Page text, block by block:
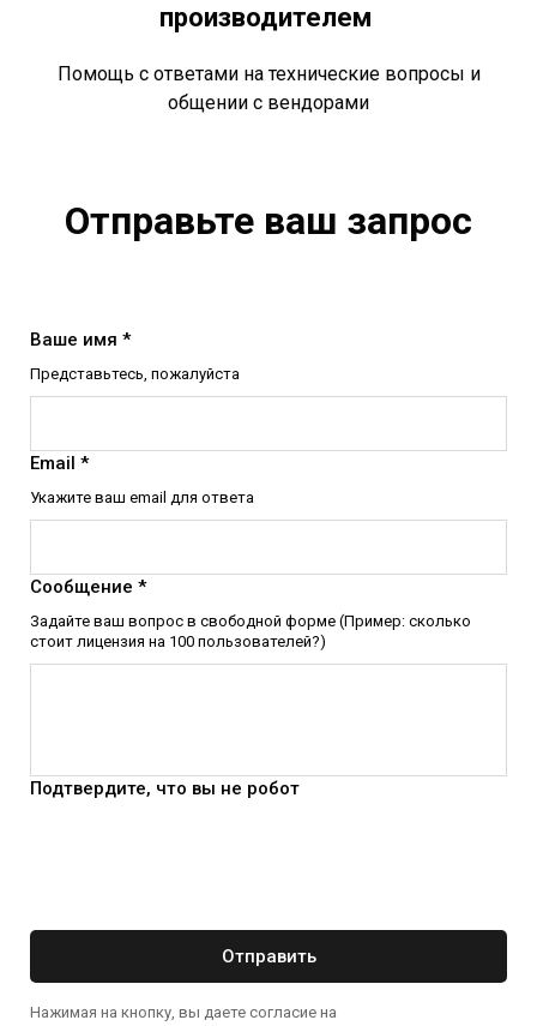
производителем
Помощь с ответами на технические вопросы и
общении с вендорами
Отправьте ваш запрос
Ваше имя *
Представьтесь, пожалуйста
Email *
Укажите ваш email для ответа
Сообщение *
Задайте ваш вопрос в свободной форме (Пример: сколько
стоит лицензия на 100 пользователей?)
Подтвердите, что вы не робот
Отправить
Нажимая на кнопку, вы даете согласие на